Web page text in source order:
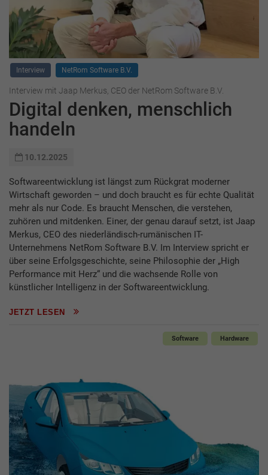
Interview NetRom Software B.V.
Interview mit Jaap Merkus, CEO der NetRom Software B.V.
Digital denken, menschlich
handeln
10.12.2025
Softwareentwicklung ist längst zum Rückgrat moderner
Wirtschaft geworden – und doch braucht es für echte Qualität
mehr als nur Code. Es braucht Menschen, die verstehen,
zuhören und mitdenken. Einer, der genau darauf setzt, ist Jaap
Merkus, CEO des niederländisch-rumänischen IT-
Unternehmens NetRom Software B.V. Im Interview spricht er
über seine Erfolgsgeschichte, seine Philosophie der „High
Performance mit Herz“ und die wachsende Rolle von
künstlicher Intelligenz in der Softwareentwicklung.
JETZT LESEN
Software Hardware